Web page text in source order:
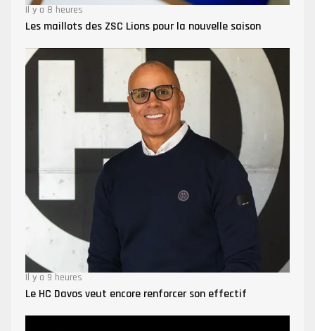
Il y a 8 heures
Les maillots des ZSC Lions pour la nouvelle saison
Il y a 9 heures
Le HC Davos veut encore renforcer son effectif